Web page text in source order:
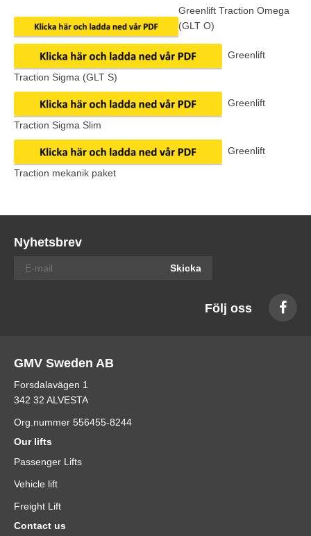
Greenlift Traction Omega
(GLT O)
Greenlift
Traction Sigma (GLT S)
Greenlift
Traction Sigma Slim
Greenlift
Traction mekanik paket
Nyhetsbrev
Skicka
Följ oss
GMV Sweden AB
Forsdalavägen 1
342 32 ALVESTA
Org.nummer 556455-8244
Our lifts
Passenger Lifts
Vehicle lift
Freight Lift
Contact us